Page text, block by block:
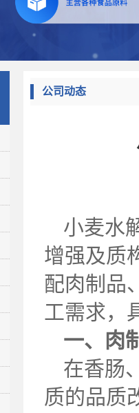
公司动态
小麦水
增强及质
配肉制品
工需求，
一、肉
在香肠
质的品质